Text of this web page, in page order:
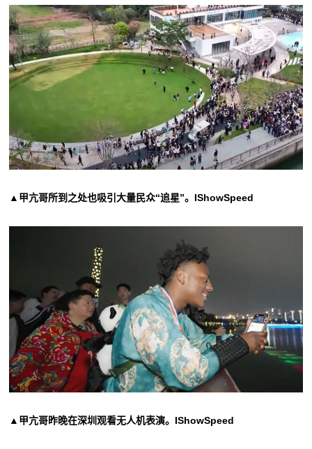
▲甲亢哥所到之处也吸引大量民众“追星”。IShowSpeed
▲甲亢哥昨晚在深圳观看无人机表演。IShowSpeed